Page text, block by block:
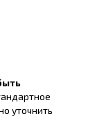
уточнить